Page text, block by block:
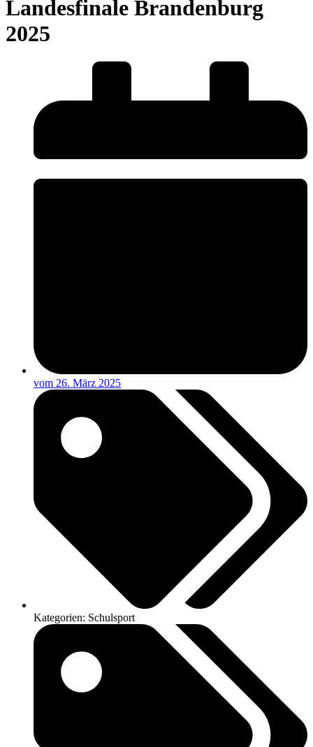
Landesfinale Brandenburg
2025
vom 26. März 2025
Kategorien: Schulsport